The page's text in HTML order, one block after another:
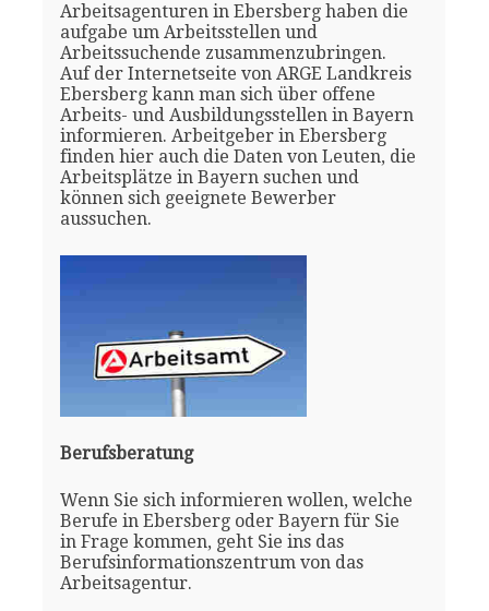
Arbeitsagenturen in Ebersberg haben die
aufgabe um Arbeitsstellen und
Arbeitssuchende zusammenzubringen.
Auf der Internetseite von ARGE Landkreis
Ebersberg kann man sich über offene
Arbeits- und Ausbildungsstellen in Bayern
informieren. Arbeitgeber in Ebersberg
finden hier auch die Daten von Leuten, die
Arbeitsplätze in Bayern suchen und
können sich geeignete Bewerber
aussuchen.
Berufsberatung
Wenn Sie sich informieren wollen, welche
Berufe in Ebersberg oder Bayern für Sie
in Frage kommen, geht Sie ins das
Berufsinformationszentrum von das
Arbeitsagentur.